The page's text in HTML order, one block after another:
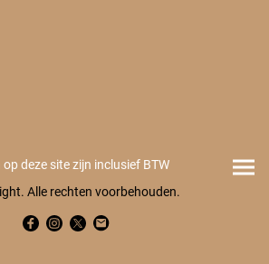
op deze site zijn inclusief BTW
Alle rechten voorbehouden.